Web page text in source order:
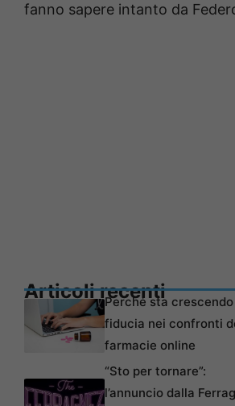
fanno sapere intanto da
Articoli recenti
Perché sta
fiducia nei confronti
farmacie online
“Sto per tornare”:
l’annuncio dalla